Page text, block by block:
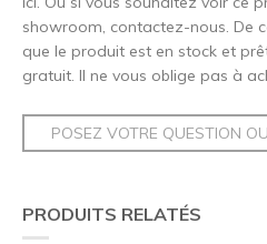
showroom, contactez-nous. De
que le produit est en stock et
gratuit. Il ne vous oblige pas à
POSEZ VOTRE QUESTION
PRODUITS RELATÉS